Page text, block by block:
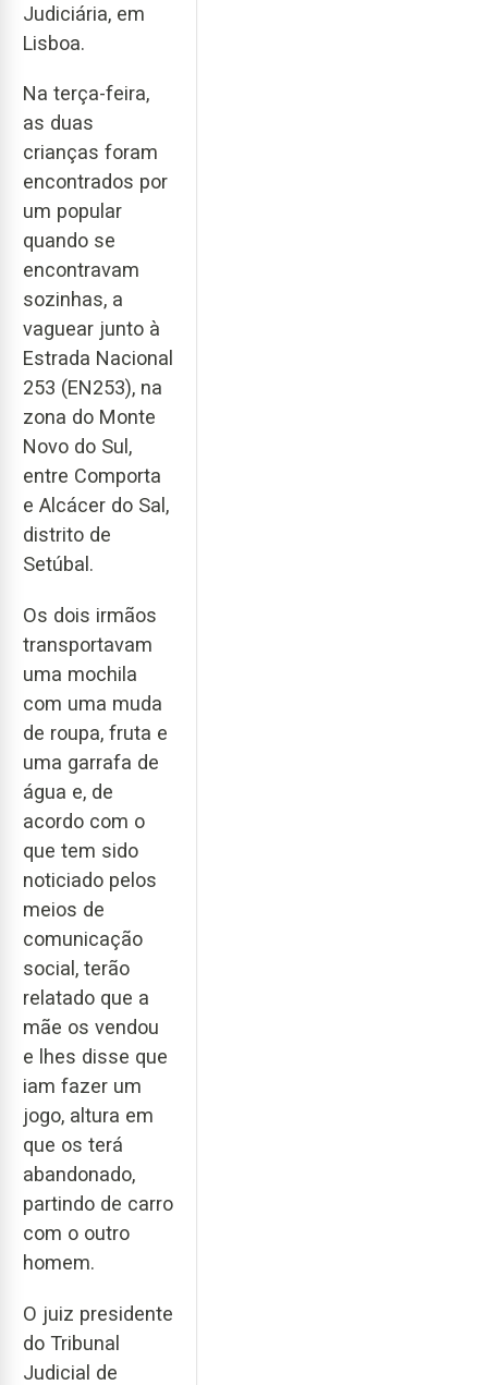
Judiciária, em
Lisboa.
Na terça-feira,
as duas
crianças foram
encontrados por
um popular
quando se
encontravam
sozinhas, a
vaguear junto à
Estrada Nacional
253 (EN253), na
zona do Monte
Novo do Sul,
entre Comporta
e Alcácer do Sal,
distrito de
Setúbal.
Os dois irmãos
transportavam
uma mochila
com uma muda
de roupa, fruta e
uma garrafa de
água e, de
acordo com o
que tem sido
noticiado pelos
meios de
comunicação
social, terão
relatado que a
mãe os vendou
e lhes disse que
iam fazer um
jogo, altura em
que os terá
abandonado,
partindo de carro
com o outro
homem.
O juiz presidente
do Tribunal
Judicial de